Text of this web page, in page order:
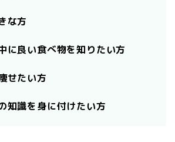
な方
に良い食べ物を知りたい方
せたい方
知識を身に付けたい方